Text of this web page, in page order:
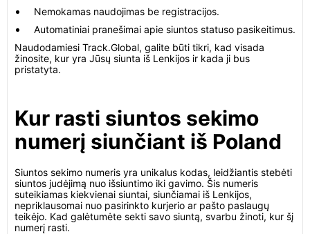
Nemokamas naudojimas be registracijos.
Automatiniai pranešimai apie siuntos statuso pasikeitimus.
Naudodamiesi Track.Global, galite būti tikri, kad visada
žinosite, kur yra Jūsų siunta iš Lenkijos ir kada ji bus
pristatyta.
Kur rasti siuntos sekimo
numerį siunčiant iš Poland
Siuntos sekimo numeris yra unikalus kodas, leidžiantis stebėti
siuntos judėjimą nuo išsiuntimo iki gavimo. Šis numeris
suteikiamas kiekvienai siuntai, siunčiamai iš Lenkijos,
nepriklausomai nuo pasirinkto kurjerio ar pašto paslaugų
teikėjo. Kad galėtumėte sekti savo siuntą, svarbu žinoti, kur šį
numerį rasti.